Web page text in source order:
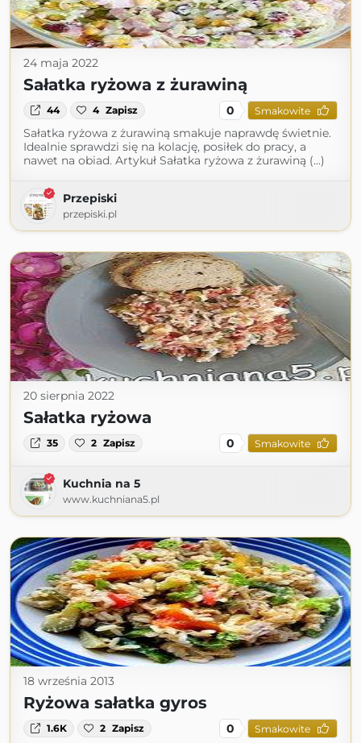
24 maja 2022
Sałatka ryżowa z żurawiną
44 4 Zapisz 0 Smakowite
Sałatka ryżowa z żurawiną smakuje naprawdę świetnie.
Idealnie sprawdzi się na kolację, posiłek do pracy, a
nawet na obiad. Artykuł Sałatka ryżowa z żurawiną (...)
Przepiski
przepiski.pl
20 sierpnia 2022
Sałatka ryżowa
35 2 Zapisz 0 Smakowite
Kuchnia na 5
www.kuchniana5.pl
18 września 2013
Ryżowa sałatka gyros
1.6K 2 Zapisz 0 Smakowite